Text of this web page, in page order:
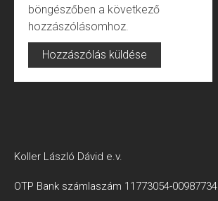
böngészőben a következő
hozzászólásomhoz.
Koller László Dávid e.v.
OTP Bank számlaszám 11773054-00987734